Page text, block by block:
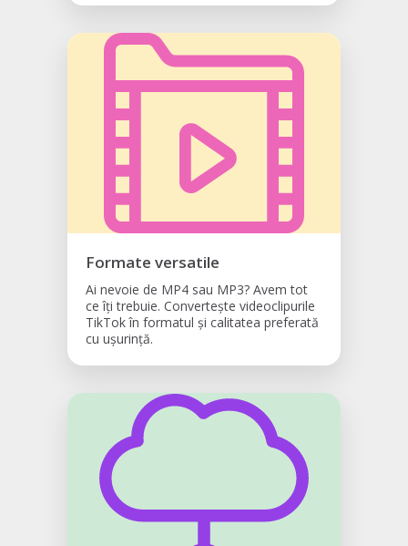
Formate versatile
Ai nevoie de MP4 sau MP3? Avem tot
ce îți trebuie. Convertește videoclipurile
TikTok în formatul și calitatea preferată
cu ușurință.